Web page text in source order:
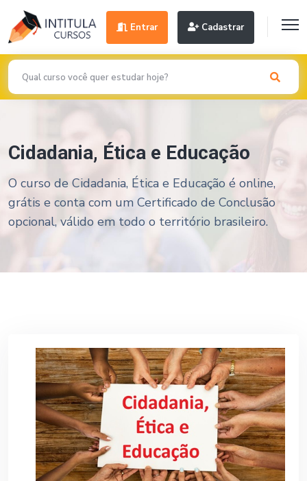
Entrar Cadastrar
Cidadania, Ética e Educação
O curso de Cidadania, Ética e Educação é online,
grátis e conta com um Certificado de Conclusão
opcional, válido em todo o território brasileiro.